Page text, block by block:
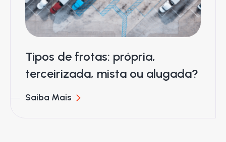
Tipos de frotas: própria,
terceirizada, mista ou alugada?
Saiba Mais